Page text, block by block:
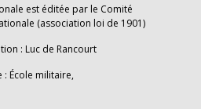
est éditée par le Comité
(association loi de 1901)
: Luc de Rancourt
École militaire,